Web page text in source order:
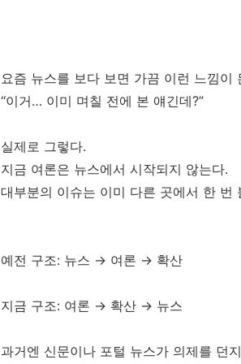
요즘 뉴스를 보다 보면 가끔 이런 느낌이
“이거… 이미 며칠 전에 본 얘긴데?”
실제로 그렇다.
지금 여론은 뉴스에서 시작되지 않는다.
대부분의 이슈는 이미 다른 곳에서 한 번
예전 구조: 뉴스 → 여론 → 확산
지금 구조: 여론 → 확산 → 뉴스
과거엔 신문이나 포털 뉴스가 의제를 던